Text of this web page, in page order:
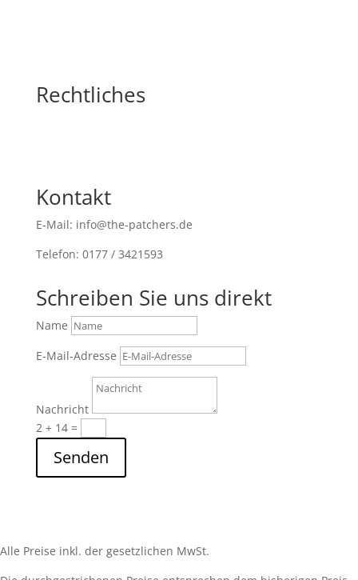
Rechtliches
Kontakt
E-Mail: info@the-patchers.de
Telefon: 0177 / 3421593
Schreiben Sie uns direkt
Name
E-Mail-Adresse
Nachricht
2 + 14=
Senden
Alle Preise inkl. der gesetzlichen MwSt.